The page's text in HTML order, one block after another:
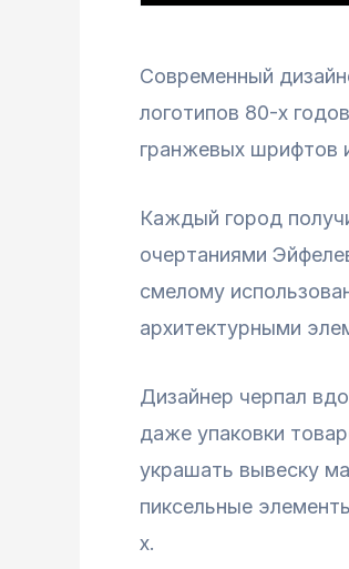
Современный
логотипов 80-х
гранжевых шрифтов
Каждый город
очертаниями
смелому
архитектурными
Дизайнер черпал
даже упаковки
украшать вывеску
пиксельные
х.